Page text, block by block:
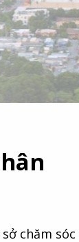
chăm